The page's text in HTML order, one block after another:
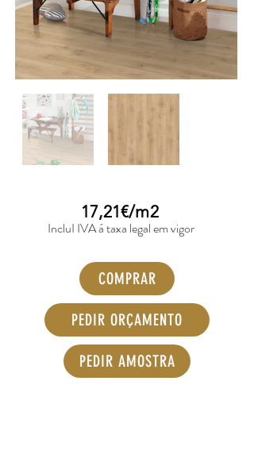
17,21€/m2
IncluI IVA á taxa legal em vigor
COMPRAR
PEDIR ORÇAMENTO
PEDIR AMOSTRA